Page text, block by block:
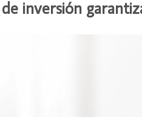
inversión